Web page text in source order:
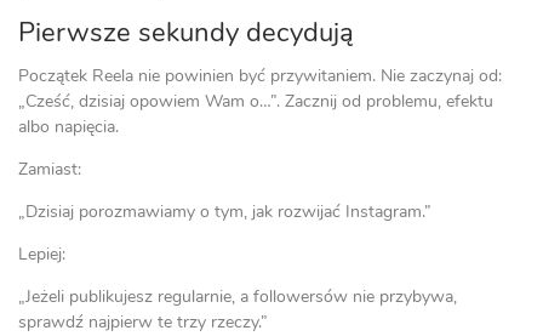
Pierwsze sekundy decydują
Początek Reela nie powinien być przywitaniem. Nie zaczynaj od:
„Cześć, dzisiaj opowiem Wam o…”. Zacznij od problemu, efektu
albo napięcia.
Zamiast:
„Dzisiaj porozmawiamy o tym, jak rozwijać Instagram.”
Lepiej:
„Jeżeli publikujesz regularnie, a followersów nie przybywa,
sprawdź najpierw te trzy rzeczy.”